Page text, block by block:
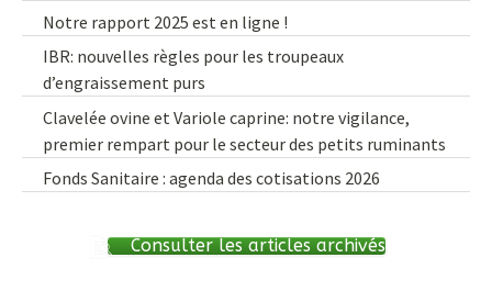
Notre rapport 2025 est en ligne !
IBR: nouvelles règles pour les troupeaux
d’engraissement purs
Clavelée ovine et Variole caprine: notre vigilance,
premier rempart pour le secteur des petits ruminants
Fonds Sanitaire : agenda des cotisations 2026
Consulter les articles archivés